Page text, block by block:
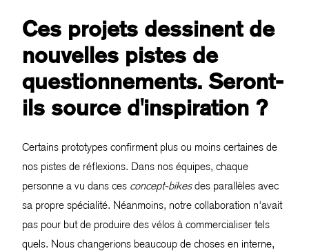
Ces projets dessinent de
nouvelles pistes de
questionnements. Seront-
ils source d'inspiration ?
Certains prototypes confirment plus ou moins certaines de
nos pistes de réflexions. Dans nos équipes, chaque
personne a vu dans ces concept-bikesdes parallèles avec
sa propre spécialité. Néanmoins, notre collaboration n'avait
pas pour but de produire des vélos à commercialiser tels
quels. Nous changerions beaucoup de choses en interne,